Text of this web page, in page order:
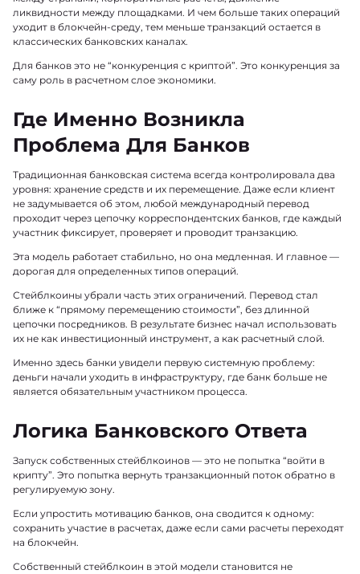
ликвидности между площадками. И чем больше таких операций
уходит в блокчейн-среду, тем меньше транзакций остается в
классических банковских каналах.
Для банков это не “конкуренция с криптой”. Это конкуренция за
саму роль в расчетном слое экономики.
Где Именно Возникла
Проблема Для Банков
Традиционная банковская система всегда контролировала два
уровня: хранение средств и их перемещение. Даже если клиент
не задумывается об этом, любой международный перевод
проходит через цепочку корреспондентских банков, где каждый
участник фиксирует, проверяет и проводит транзакцию.
Эта модель работает стабильно, но она медленная. И главное —
дорогая для определенных типов операций.
Стейблкоины убрали часть этих ограничений. Перевод стал
ближе к “прямому перемещению стоимости”, без длинной
цепочки посредников. В результате бизнес начал использовать
их не как инвестиционный инструмент, а как расчетный слой.
Именно здесь банки увидели первую системную проблему:
деньги начали уходить в инфраструктуру, где банк больше не
является обязательным участником процесса.
Логика Банковского Ответа
Запуск собственных стейблкоинов — это не попытка “войти в
крипту”. Это попытка вернуть транзакционный поток обратно в
регулируемую зону.
Если упростить мотивацию банков, она сводится к одному:
сохранить участие в расчетах, даже если сами расчеты переходят
на блокчейн.
Собственный стейблкоин в этой модели становится не